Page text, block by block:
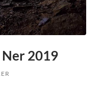
2019